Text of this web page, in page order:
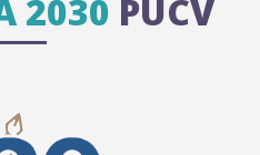
2030 PUCV